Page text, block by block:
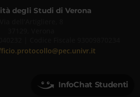
degli Studi di Verona
InfoChat Studenti